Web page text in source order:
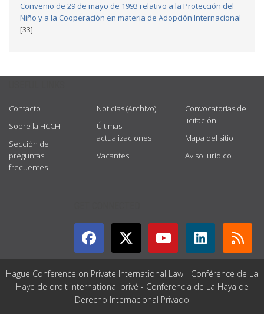
Convenio de 29 de mayo de 1993 relativo a la Protección del
Niño y a la Cooperación en materia de Adopción Internacional
[33]
Contacto
Sobre la HCCH
Sección de
preguntas
frecuentes
Noticias (Archivo)
Últimas
actualizaciones
Vacantes
Convocatorias de
licitación
Mapa del sitio
Aviso jurídico
Hague Conference on Private International Law - Conférence de La
Haye de droit international privé - Conferencia de La Haya de
Derecho Internacional Privado